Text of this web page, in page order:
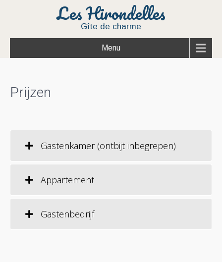
Les Hirondelles
Gîte de charme
Menu
Prijzen
Gastenkamer (ontbijt inbegrepen)
Appartement
Gastenbedrijf